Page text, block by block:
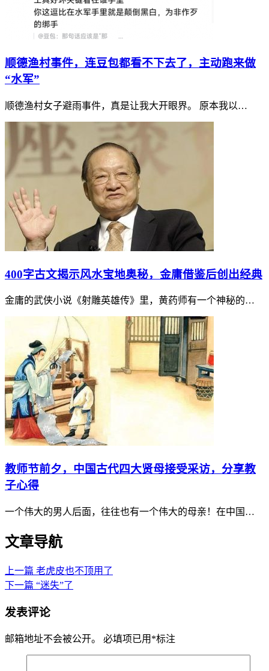
顺德渔村事件，连豆包都看不下去了，主动跑来做
“水军”
顺德渔村女子避雨事件，真是让我大开眼界。 原本我以…
400字古文揭示风水宝地奥秘，金庸借鉴后创出经典
金庸的武侠小说《射雕英雄传》里，黄药师有一个神秘的…
教师节前夕，中国古代四大贤母接受采访，分享教
子心得
一个伟大的男人后面，往往也有一个伟大的母亲！在中国…
文章导航
上一篇 老虎皮也不顶用了
下一篇 “迷失”了
发表评论
邮箱地址不会被公开。 必填项已用 *标注